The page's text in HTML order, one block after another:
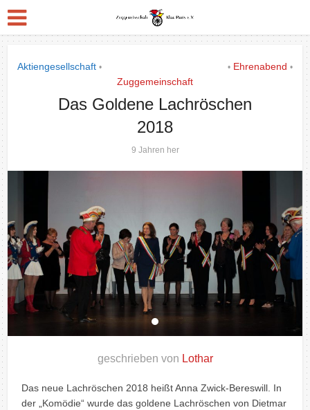
Aktiengesellschaft • • Ehrenabend •
Zuggemeinschaft
Das Goldene Lachröschen
2018
9 Jahren her
geschrieben von Lothar
Das neue Lachröschen 2018 heißt Anna Zwick-Bereswill. In
der „Komödie“ wurde das goldene Lachröschen von Dietmar